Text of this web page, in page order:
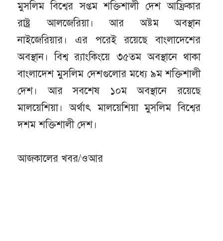
মুসলিম বিশ্বের সপ্তম শক্তিশালী দেশ আফ্রিকার
রাষ্ট্র আলজেরিয়া। আর অষ্টম অবস্থান
নাইজেরিয়ার। এর পরেই রয়েছে বাংলাদেশের
অবস্থান। বিশ্ব র‌্যাংকিংয়ে ৩৫তম অবস্থানে থাকা
বাংলাদেশ মুসলিম দেশগুলোর মধ্যে ৯ম শক্তিশালী
দেশ। আর সবশেষ ১০ম অবস্থানে রয়েছে
মালয়েশিয়া। অর্থাৎ মালয়েশিয়া মুসলিম বিশ্বের
দশম শক্তিশালী দেশ।
আজকালের খবর/ওআর